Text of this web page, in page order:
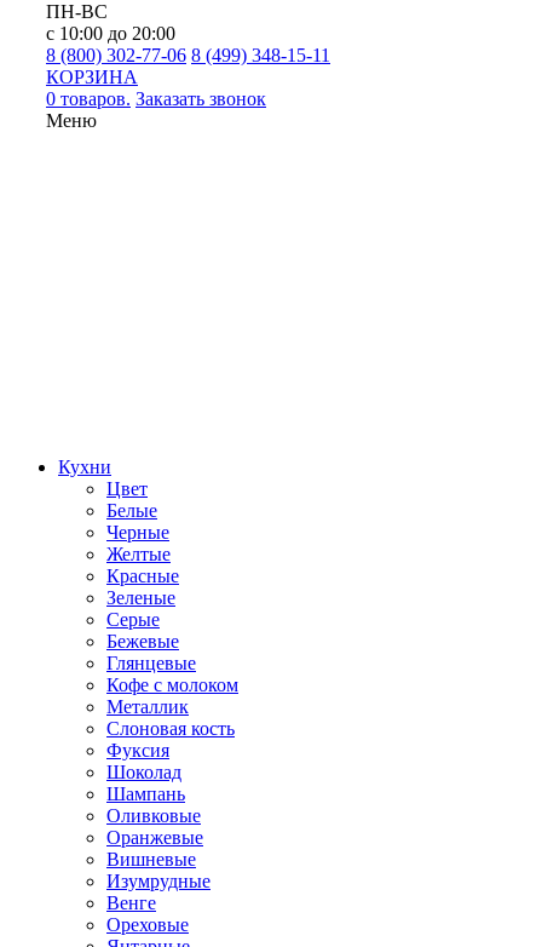
ПН-ВС
с 10:00 до 20:00
8 (800) 302-77-06 8 (499) 348-15-11
КОРЗИНА
0 товаров. Заказать звонок
Меню
Кухни
Цвет
Белые
Черные
Желтые
Красные
Зеленые
Серые
Бежевые
Глянцевые
Кофе с молоком
Металлик
Слоновая кость
Фуксия
Шоколад
Шампань
Оливковые
Оранжевые
Вишневые
Изумрудные
Венге
Ореховые